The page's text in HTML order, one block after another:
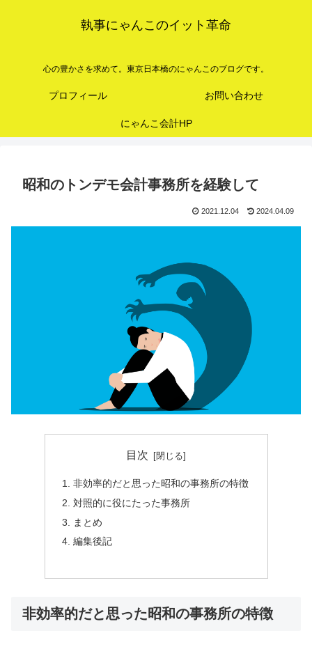
執事にゃんこのイット革命
心の豊かさを求めて。東京日本橋のにゃんこのブログです。
プロフィール お問い合わせ
にゃんこ会計HP
昭和のトンデモ会計事務所を経験して
2021.12.04 2024.04.09
目次
非効率的だと思った昭和の事務所の特徴
対照的に役にたった事務所
まとめ
編集後記
非効率的だと思った昭和の事務所の特徴